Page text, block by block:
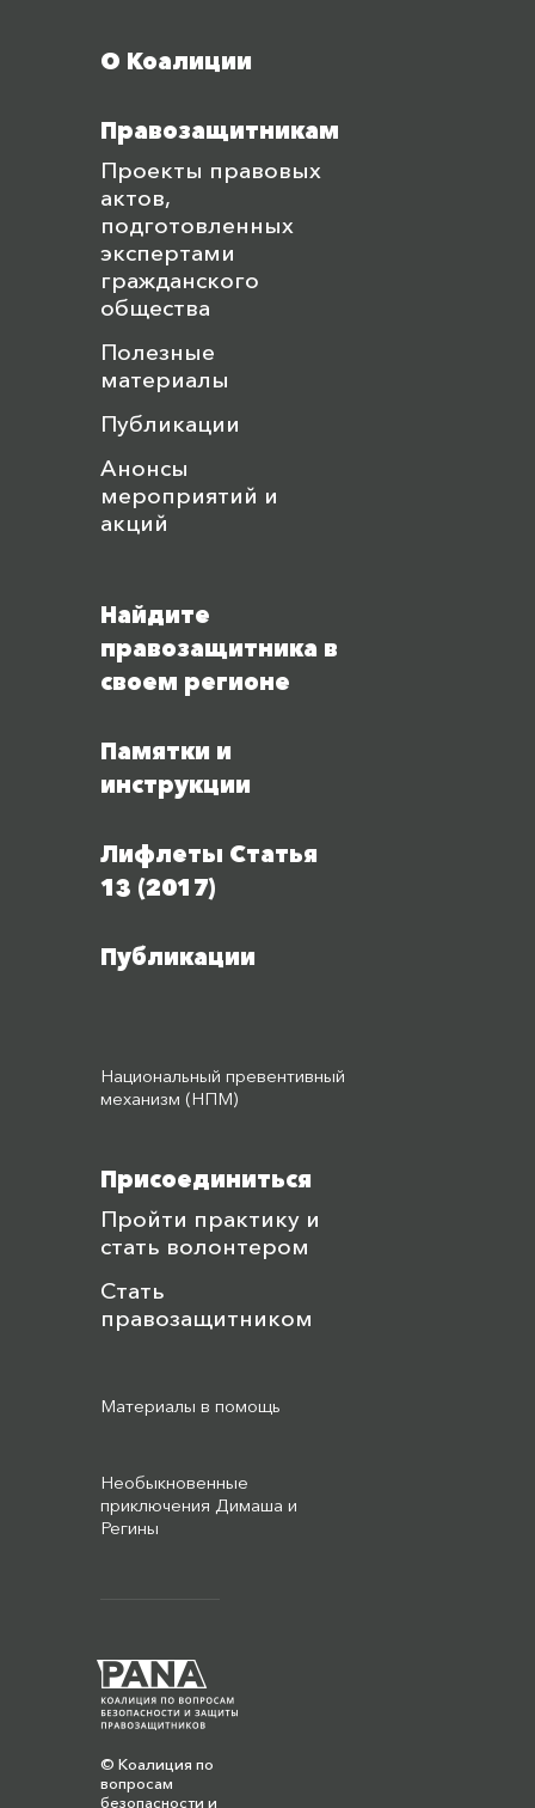
© Коалиция по
вопросам
безопасности и
О Коалиции
Правозащитникам
Проекты правовых
актов,
подготовленных
экспертами
гражданского
общества
Полезные
материалы
Публикации
Анонсы
мероприятий и
акций
Найдите
правозащитника в
своем регионе
Памятки и
инструкции
Лифлеты Статья
13 (2017)
Публикации
Национальный превентивный
механизм (НПМ)
Присоединиться
Пройти практику и
стать волонтером
Стать
правозащитником
Материалы в помощь
Необыкновенные
приключения Димаша и
Регины